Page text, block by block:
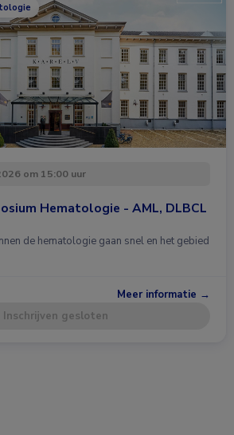
om 15:00 uur
Hematologie - AML, DLBCL
de hematologie gaan snel en het gebied
Meer informatie →
Inschrijven gesloten